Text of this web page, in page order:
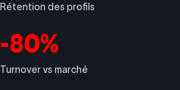
Rétention des profils
-80%
Turnover vs marché